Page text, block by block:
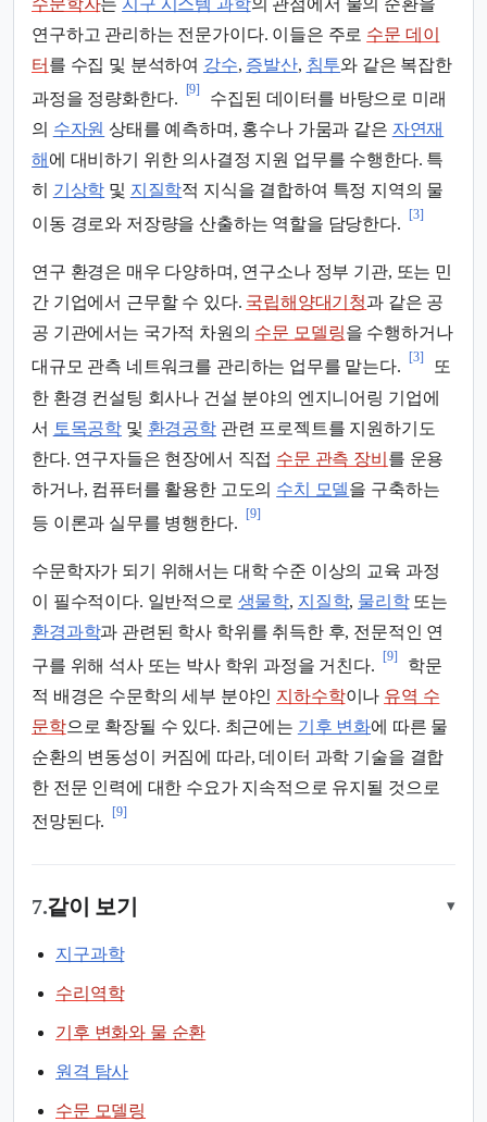
연구하고 관리하는 전문가이다. 이들은 주로 수문 데이
터 를 수집 및 분석하여 강수, 증발산, 침투와 같은 복잡한
과정을 정량화한다.
[9]
수집된 데이터를 바탕으로 미래
의 수자원 상태를 예측하며, 홍수나 가뭄과 같은 자연재
해 에 대비하기 위한 의사결정 지원 업무를 수행한다. 특
히 기상학 및 지질학적 지식을 결합하여 특정 지역의 물
이동 경로와 저장량을 산출하는 역할을 담당한다.
[3]
연구 환경은 매우 다양하며, 연구소나 정부 기관, 또는 민
간 기업에서 근무할 수 있다. 국립해양대기청과 같은 공
공 기관에서는 국가적 차원의 수문 모델링을 수행하거나
대규모 관측 네트워크를 관리하는 업무를 맡는다.
[3]
또
한 환경 컨설팅 회사나 건설 분야의 엔지니어링 기업에
서 토목공학 및 환경공학관련 프로젝트를 지원하기도
한다. 연구자들은 현장에서 직접 수문 관측 장비 를 운용
하거나, 컴퓨터를 활용한 고도의 수치 모델을 구축하는
등 이론과 실무를 병행한다.
[9]
수문학자가 되기 위해서는 대학 수준 이상의 교육 과정
이 필수적이다. 일반적으로 생물학, 지질학, 물리학또는
환경과학과 관련된 학사 학위를 취득한 후, 전문적인 연
구를 위해 석사 또는 박사 학위 과정을 거친다.
[9]
학문
적 배경은 수문학의 세부 분야인 지하수학이나 유역 수
문학으로 확장될 수 있다. 최근에는 기후 변화에 따른 물
순환의 변동성이 커짐에 따라, 데이터 과학 기술을 결합
한 전문 인력에 대한 수요가 지속적으로 유지될 것으로
전망된다.
[9]
7.같이 보기 ▾
지구과학
수리역학
기후 변화와 물 순환
원격 탐사
수문 모델링